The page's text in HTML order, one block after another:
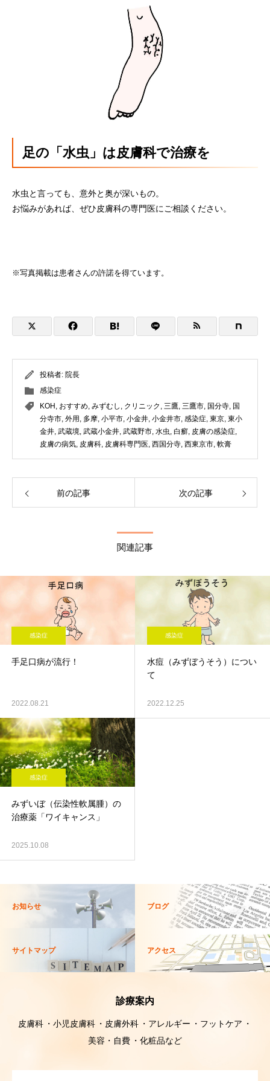
足の「水虫」は皮膚科で治療を
水虫と言っても、意外と奥が深いもの。
お悩みがあれば、ぜひ皮膚科の専門医にご相談ください。
※写真掲載は患者さんの許諾を得ています。
投稿者: 院長
感染症
KOH , おすすめ, みずむし , クリニック , 三鷹, 三鷹市, 国分寺, 国
分寺市, 外用 , 多摩, 小平市, 小金井, 小金井市, 感染症, 東京, 東小
金井, 武蔵境, 武蔵小金井, 武蔵野市, 水虫, 白癬, 皮膚の感染症,
皮膚の病気, 皮膚科, 皮膚科専門医, 西国分寺, 西東京市, 軟膏
前の記事 次の記事
関連記事
感染症
手足口病が流行！
2022.08.21
感染症
水痘（みずぼうそう）につい
て
2022.12.25
感染症
みずいぼ（伝染性軟属腫）の
治療薬「ワイキャンス」
2025.10.08
お知らせ ブログ
サイトマップ アクセス
診療案内
皮膚科 小児皮膚科 皮膚外科 アレルギー
フットケア
美容・自費
化粧品など